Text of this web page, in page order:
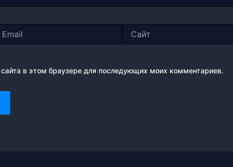
в этом браузере для последующих моих комментариев.